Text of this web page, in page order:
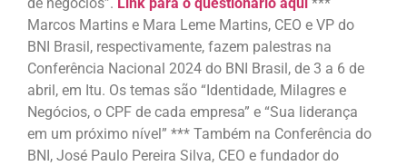
de negócios”. Link para o questionário aqui ***
Marcos Martins e Mara Leme Martins, CEO e VP do
BNI Brasil, respectivamente, fazem palestras na
Conferência Nacional 2024 do BNI Brasil, de 3 a 6 de
abril, em Itu. Os temas são “Identidade, Milagres e
Negócios, o CPF de cada empresa” e “Sua liderança
em um próximo nível” *** Também na Conferência do
BNI, José Paulo Pereira Silva, CEO e fundador do